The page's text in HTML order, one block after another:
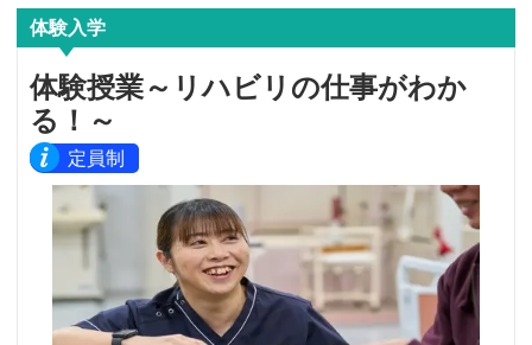
体験入学
体験授業～リハビリの仕事がわか
る！～
定員制